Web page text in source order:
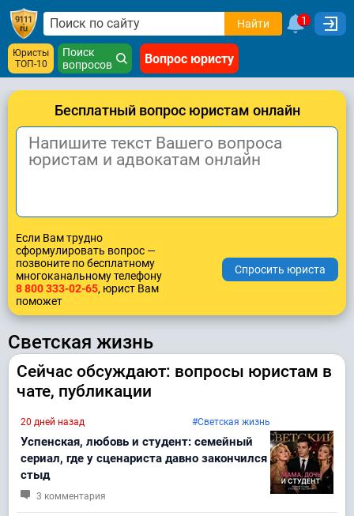
Найти 1
Юристы
ТОП-10
Поиск
вопросов
Вопрос юристу
Бесплатный вопрос юристам онлайн
Если Вам трудно
сформулировать вопрос —
позвоните по бесплатному
многоканальному телефону
8 800 333-02-65, юрист Вам
поможет
Светская жизнь
Сейчас обсуждают: вопросы юристам в
чате, публикации
20 дней назад #Светская жизнь
Успенская, любовь и студент: семейный
сериал, где у сценариста давно закончился
стыд
3 комментария